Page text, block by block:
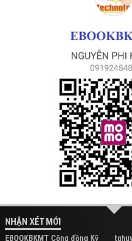
NHẬN XÉT MỚI
EBOOKBKMT Cộng đồng Kỹ